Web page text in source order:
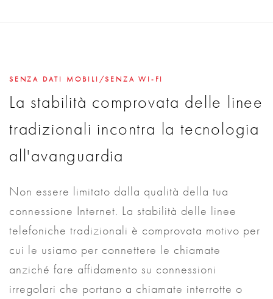
SENZA DATI MOBILI/SENZA WI-FI
La stabilità comprovata delle linee
tradizionali incontra la tecnologia
all'avanguardia
Non essere limitato dalla qualità della tua
connessione Internet. La stabilità delle linee
telefoniche tradizionali è comprovata motivo per
cui le usiamo per connettere le chiamate
anziché fare affidamento su connessioni
irregolari che portano a chiamate interrotte o